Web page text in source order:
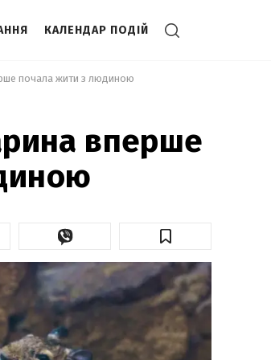
КАЛЕНДАР ПОДІЙ
почала жити з людиною
вперше